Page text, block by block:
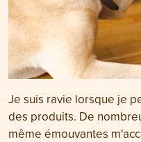
Je suis ravie lorsque je
des produits. De
même émouvantes